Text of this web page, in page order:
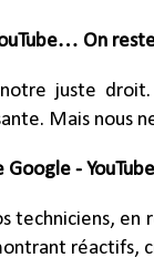
On
notre juste
Mais nous
-
techniciens, en
réactifs,